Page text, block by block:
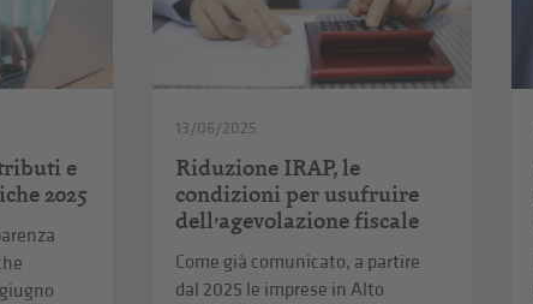
e
2025
13/06/2025
Riduzione IRAP, le
condizioni per usufruire
dell’agevolazione fiscale
Come già comunicato, a partire
dal 2025 le imprese in Alto